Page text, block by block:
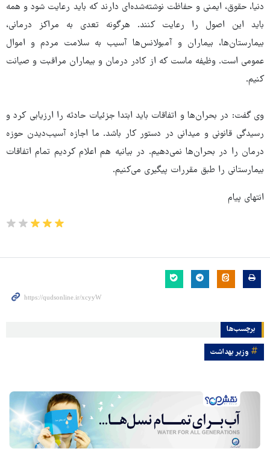
دنیا، حقوق، ایمنی و حفاظت نوشته‌شده‌ای دارند که باید رعایت شود و همه
باید این اصول را رعایت کنند. هرگونه تعدی به مراکز درمانی،
بیمارستان‌ها، بیماران و آمبولانس‌ها آسیب به سلامت مردم و اموال
عمومی است. وظیفه ماست که از کادر درمان و بیماران مراقبت و صیانت
کنیم.
وی گفت: در بحران‌ها و اتفاقات باید ابتدا جزئیات حادثه را ارزیابی کرد و
رسیدگی قانونی و میدانی در دستور کار باشد. ما اجازه آسیب‌دیدن حوزه
درمان را در بحران‌ها نمی‌دهیم. در بیانیه هم اعلام کردیم تمام اتفاقات
بیمارستانی را طبق مقررات پیگیری می‌کنیم.
انتهای پیام
برچسب‌ها
وزیر بهداشت